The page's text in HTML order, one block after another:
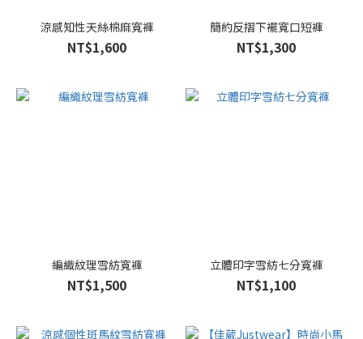
涼感知性天絲棉麻寬褲
NT$1,600
簡約反摺下襬寬口短褲
NT$1,300
編織紋理雪紡寬褲
NT$1,500
立體印字雪紡七分寬褲
NT$1,100